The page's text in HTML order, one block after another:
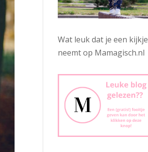
Wat leuk dat je een kijkje
neemt op Mamagisch.nl